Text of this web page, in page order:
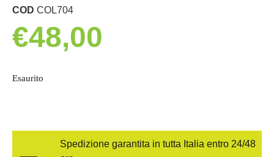
COD COL704
€48,00
Esaurito
Spedizione garantita in tutta Italia entro 24/48